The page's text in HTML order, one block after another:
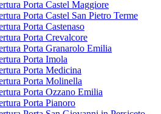
Porta Castel Maggiore
Porta Castel San Pietro Terme
Porta Castenaso
Porta Crevalcore
Porta Granarolo Emilia
Porta Imola
Porta Medicina
Porta Molinella
Porta Ozzano Emilia
Porta Pianoro